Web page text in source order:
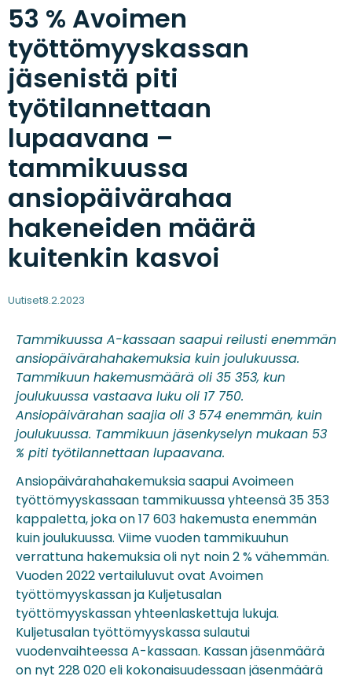
53 % Avoimen
työttömyyskassan
jäsenistä piti
työtilannettaan
lupaavana –
tammikuussa
ansiopäivärahaa
hakeneiden määrä
kuitenkin kasvoi
Uutiset8.2.2023
Tammikuussa A-kassaan saapui reilusti enemmän
ansiopäivärahahakemuksia kuin joulukuussa.
Tammikuun hakemusmäärä oli 35 353, kun
joulukuussa vastaava luku oli 17 750.
Ansiopäivärahan saajia oli 3 574 enemmän, kuin
joulukuussa. Tammikuun jäsenkyselyn mukaan 53
% piti työtilannettaan lupaavana.
Ansiopäivärahahakemuksia saapui Avoimeen
työttömyyskassaan tammikuussa yhteensä 35 353
kappaletta, joka on 17 603 hakemusta enemmän
kuin joulukuussa. Viime vuoden tammikuuhun
verrattuna hakemuksia oli nyt noin 2 % vähemmän.
Vuoden 2022 vertailuluvut ovat Avoimen
työttömyyskassan ja Kuljetusalan
työttömyyskassan yhteenlaskettuja lukuja.
Kuljetusalan työttömyyskassa sulautui
vuodenvaihteessa A-kassaan. Kassan jäsenmäärä
on nyt 228 020 eli kokonaisuudessaan jäsenmäärä